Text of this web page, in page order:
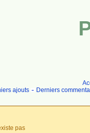
ajouts Derniers
pas